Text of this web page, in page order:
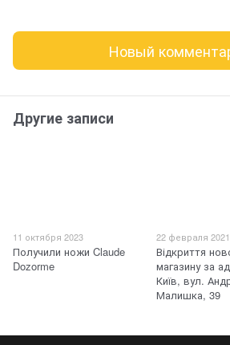
Новый
Другие записи
11 октября 2023
Получили ножи Claude
Dozorme
22 февраля 2021
Відкриття
магазину за
Київ, вул.
Малишка, 39